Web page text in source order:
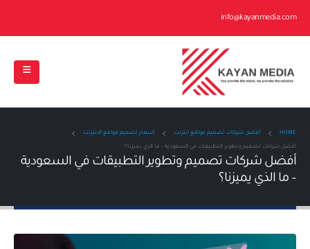
info@kayanmedia.com
HOME أفضل شركات تصميم مواقع انترنت أسعار تصميم مواقع الانترنت
أفضل شركات تصميم وتطوير التطبيقات في السعودية – ما الذي يميزنا؟
أفضل شركات تصميم وتطوير التطبيقات في السعودية
– ما الذي يميزنا؟